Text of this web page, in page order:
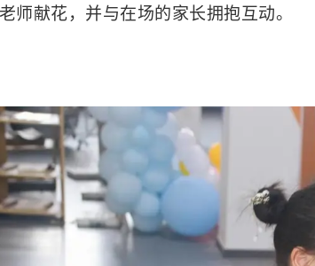
师献花，并与在场的家长拥抱互动。